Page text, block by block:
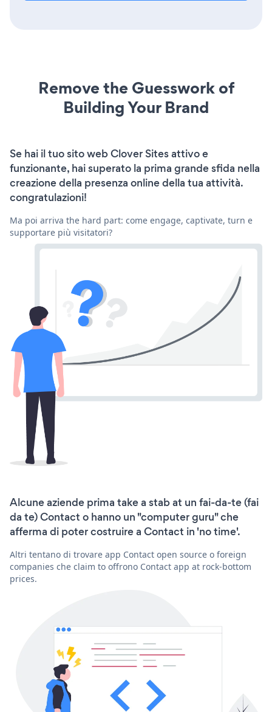
Remove the Guesswork of
Building Your Brand
Se hai il tuo sito web Clover Sites attivo e
funzionante, hai superato la prima grande sfida nella
creazione della presenza online della tua attività.
congratulazioni!
Ma poi arriva the hard part: come engage, captivate, turn e
supportare più visitatori?
Alcune aziende prima take a stab at un fai-da-te (fai
da te) Contact o hanno un "computer guru" che
afferma di poter costruire a Contact in 'no time'.
Altri tentano di trovare app Contact open source o foreign
companies che claim to offrono Contact app at rock-bottom
prices.